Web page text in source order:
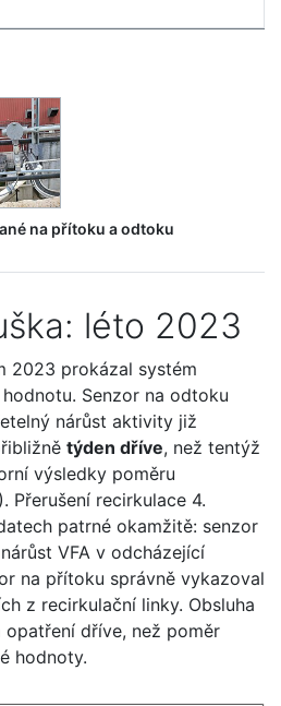
na přítoku a odtoku
léto 2023
2023 prokázal systém
Senzor na odtoku
nárůst aktivity již
týden dříve, než tentýž
výsledky poměru
Přerušení recirkulace 4.
patrné okamžitě: senzor
VFA v odcházející
na přítoku správně vykazoval
z recirkulační linky. Obsluha
opatření dříve, než poměr
hodnoty.